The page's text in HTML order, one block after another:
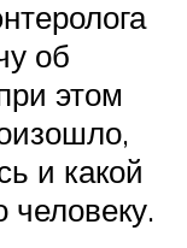
об
этом
и какой